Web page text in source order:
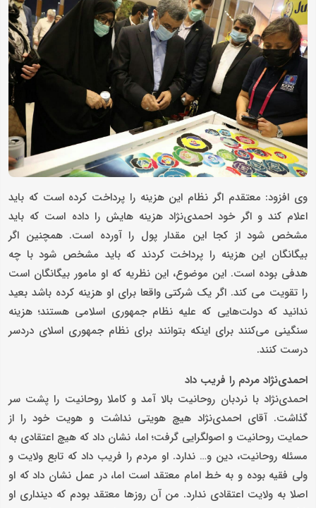
وی افزود: معتقدم اگر نظام این هزینه را پرداخت کرده است که باید
اعلام کند و اگر خود احمدی‌نژاد هزینه هایش را داده است که باید
مشخص شود از کجا این مقدار پول را آورده است. همچنین اگر
بیگانگان این هزینه را پرداخت کردند که باید مشخص شود با چه
هدفی بوده است. این موضوع، این نظریه که او مامور بیگانگان است
را تقویت می کند. اگر یک شرکتی واقعا برای او هزینه کرده باشد بعید
ندانید که دولت‌هایی که علیه نظام جمهوری اسلامی هستند؛ هزینه
سنگینی می‌کنند برای اینکه بتوانند برای نظام جمهوری اسلای دردسر
درست کنند.
احمدی‌نژاد مردم را فریب داد
احمدی‌نژاد با نردبان روحانیت بالا آمد و کاملا روحانیت را پشت سر
گذاشت. آقای احمدی‌نژاد هیچ هویتی نداشت و هویت خود را از
حمایت روحانیت و اصولگرایی گرفت؛ اما، نشان داد که هیچ اعتقادی به
مسئله روحانیت، دین و… ندارد. او مردم را فریب داد که تابع ولایت و
ولی فقیه بوده و به خط امام معتقد است اما، در عمل نشان داد که او
اصلا به ولایت اعتقادی ندارد. من آن روزها معتقد بودم که دینداری او